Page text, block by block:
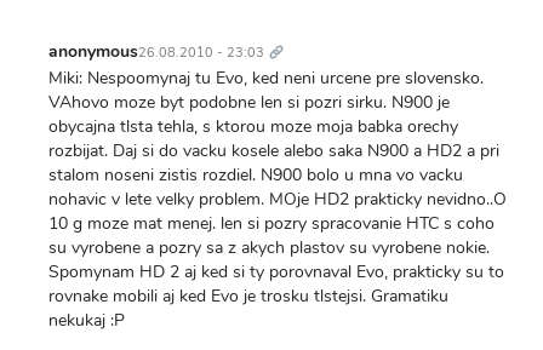
anonymous26.08.2010 - 23:03 odkaz
Miki: Nespoomynaj tu Evo, ked neni urcene pre slovensko.
VAhovo moze byt podobne len si pozri sirku. N900 je
obycajna tlsta tehla, s ktorou moze moja babka orechy
rozbijat. Daj si do vacku kosele alebo saka N900 a HD2 a pri
stalom noseni zistis rozdiel. N900 bolo u mna vo vacku
nohavic v lete velky problem. MOje HD2 prakticky nevidno..O
10 g moze mat menej. len si pozry spracovanie HTC s coho
su vyrobene a pozry sa z akych plastov su vyrobene nokie.
Spomynam HD 2 aj ked si ty porovnaval Evo, prakticky su to
rovnake mobili aj ked Evo je trosku tlstejsi. Gramatiku
nekukaj :P